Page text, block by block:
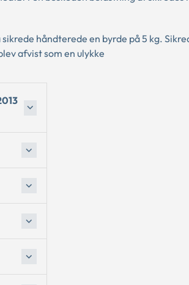
håndterede en byrde på 5 kg.
afvist som en ulykke